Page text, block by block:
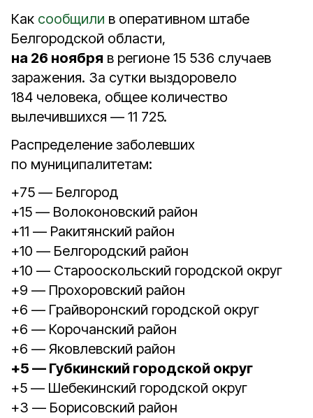
Как сообщили в оперативном штабе
Белгородской области,
на 26 ноября в регионе 15 536 случаев
заражения. За сутки выздоровело
184 человека, общее количество
вылечившихся — 11 725.
Распределение заболевших
по муниципалитетам:
+75 — Белгород
+15 — Волоконовский район
+11 — Ракитянский район
+10 — Белгородский район
+10 — Старооскольский городской округ
+9 — Прохоровский район
+6 — Грайворонский городской округ
+6 — Корочанский район
+6 — Яковлевский район
+5 — Губкинский городской округ
+5 — Шебекинский городской округ
+3 — Борисовский район